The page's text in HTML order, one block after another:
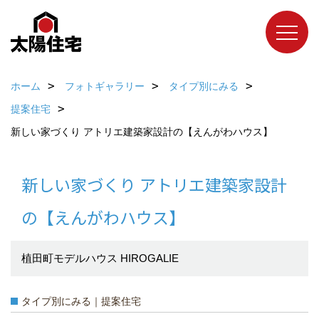
ホーム フォトギャラリー
タイプ別にみる
提案住宅
新しい家づくり アトリエ建築家設計の【えんがわハウス】
新しい家づくり アトリエ建築家設計
の【えんがわハウス】
植田町モデルハウス HIROGALIE
タイプ別にみる｜提案住宅